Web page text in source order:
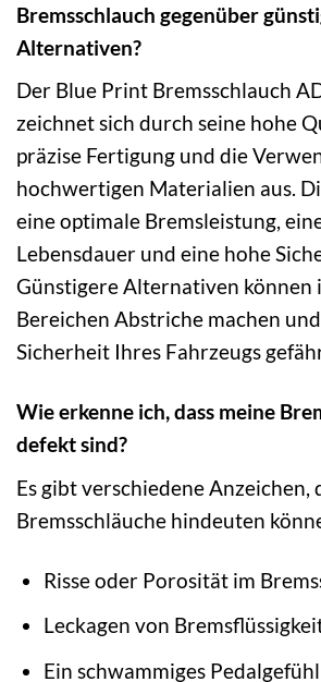
Bremsschlauch gegenüber
Alternativen?
Der Blue Print Bremsschlauch
zeichnet sich durch seine hohe
präzise Fertigung und die
hochwertigen Materialien aus.
eine optimale Bremsleistung,
Lebensdauer und eine hohe
Günstigere Alternativen können
Bereichen Abstriche machen
Sicherheit Ihres Fahrzeugs
Wie erkenne ich, dass meine
defekt sind?
Es gibt verschiedene Anzeichen,
Bremsschläuche hindeuten
Risse oder Porosität im
Leckagen von
Ein schwammiges Pedalgefühl